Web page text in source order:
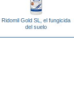
Ridomil Gold SL, el fungicida
del suelo